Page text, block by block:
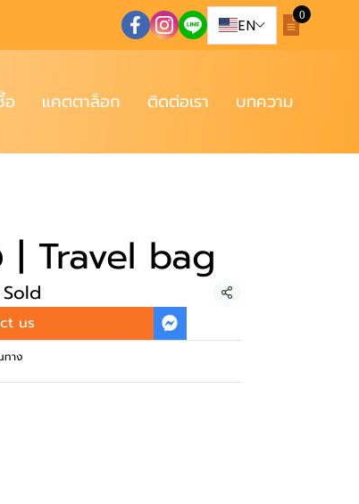
EN
0
อ แคตตาล็อก ติดต่อเรา บทความ
| Travel bag
Share
us
ทาง